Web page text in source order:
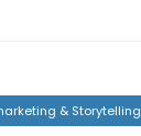
& Storytelling